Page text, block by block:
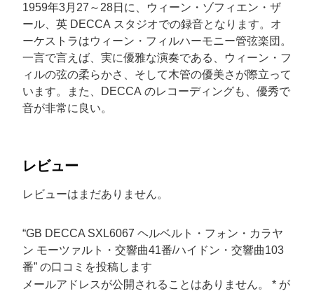
1959年3月27～28日に、ウィーン・ゾフィエン・ザ
ール、英 DECCA スタジオでの録音となります。オ
ーケストラはウィーン・フィルハーモニー管弦楽団。
一言で言えば、実に優雅な演奏である、ウィーン・フ
ィルの弦の柔らかさ、そして木管の優美さが際立って
います。また、DECCA のレコーディングも、優秀で
音が非常に良い。
レビュー
レビューはまだありません。
“GB DECCA SXL6067 ヘルベルト・フォン・カラヤ
ン モーツァルト・交響曲41番/ハイドン・交響曲103
番” の口コミを投稿します
メールアドレスが公開されることはありません。
* が